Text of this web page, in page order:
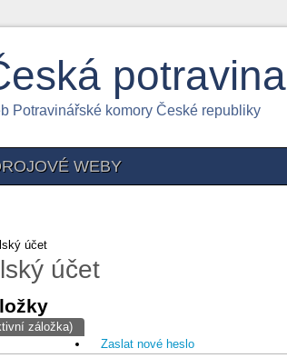
potravina
Potravinářské komory České republiky
WEBY
účet
účet
záložka)
Zaslat nové heslo